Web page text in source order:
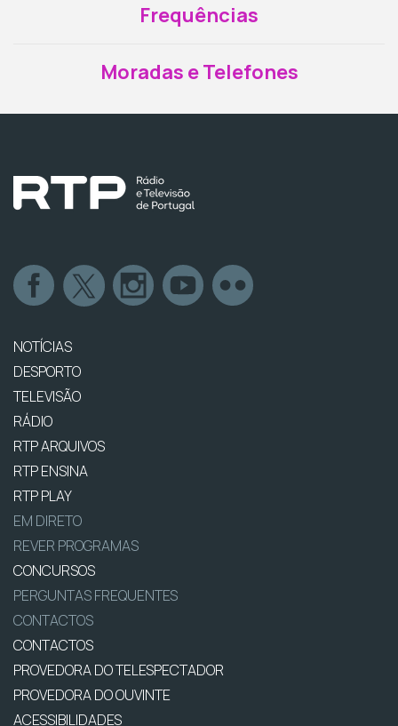
Frequências
Moradas e Telefones
NOTÍCIAS
DESPORTO
TELEVISÃO
RÁDIO
RTP ARQUIVOS
RTP ENSINA
RTP PLAY
EM DIRETO
REVER PROGRAMAS
CONCURSOS
PERGUNTAS FREQUENTES
CONTACTOS
CONTACTOS
PROVEDORA DO TELESPECTADOR
PROVEDORA DO OUVINTE
ACESSIBILIDADES